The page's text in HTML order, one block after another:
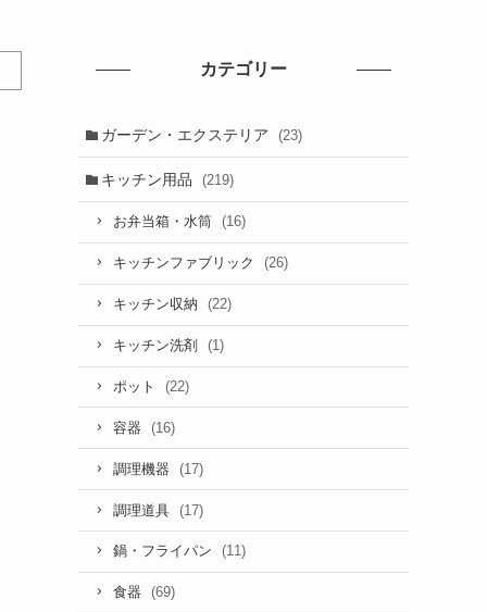
カテゴリー
ガーデン・エクステリア (23)
キッチン用品 (219)
お弁当箱・水筒 (16)
キッチンファブリック (26)
キッチン収納 (22)
キッチン洗剤 (1)
ポット (22)
容器 (16)
調理機器 (17)
調理道具 (17)
鍋・フライパン (11)
食器 (69)